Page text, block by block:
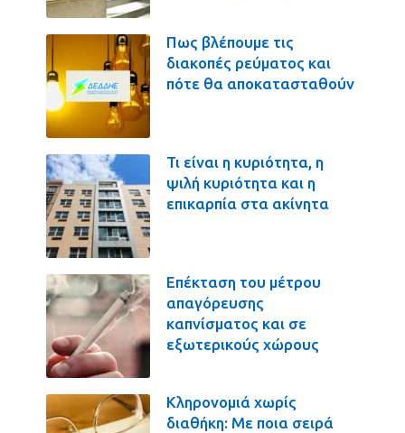
Πως βλέπουμε τις
διακοπές ρεύματος και
πότε θα αποκατασταθούν
Τι είναι η κυριότητα, η
ψιλή κυριότητα και η
επικαρπία στα ακίνητα
Επέκταση του μέτρου
απαγόρευσης
καπνίσματος και σε
εξωτερικούς χώρους
Κληρονομιά χωρίς
διαθήκη: Με ποια σειρά